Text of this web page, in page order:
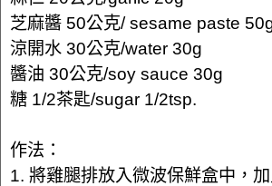
芝麻醬 50公克/ sesame paste
涼開水 30公克/water 30g
醬油 30公克/soy sauce 30g
糖 1/2茶匙/sugar 1/2tsp.
作法：
1. 將雞腿排放入微波保鮮盒中，